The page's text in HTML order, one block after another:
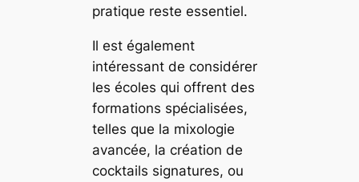
pratique reste essentiel.
Il est également
intéressant de considérer
les écoles qui offrent des
formations spécialisées,
telles que la mixologie
avancée, la création de
cocktails signatures, ou